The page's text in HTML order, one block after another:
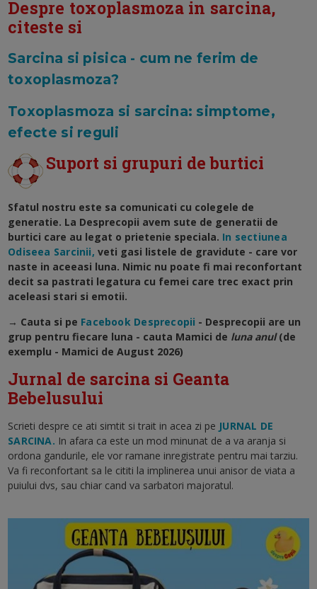
Despre toxoplasmoza in sarcina,
citeste si
Sarcina si pisica - cum ne ferim de
toxoplasmoza?
Toxoplasmoza si sarcina: simptome,
efecte si reguli
Suport si grupuri de burtici
Sfatul nostru este sa comunicati cu colegele de
generatie. La Desprecopii avem sute de generatii de
burtici care au legat o prietenie speciala. In sectiunea
Odiseea Sarcinii, veti gasi listele de gravidute - care vor
naste in aceeasi luna. Nimic nu poate fi mai reconfortant
decit sa pastrati legatura cu femei care trec exact prin
aceleasi stari si emotii.
→ Cauta si pe Facebook Desprecopii - Desprecopii are un
grup pentru fiecare luna - cauta Mamici de luna anul (de
exemplu - Mamici de August 2026)
Jurnal de sarcina si Geanta
Bebelusului
Scrieti despre ce ati simtit si trait in acea zi pe JURNAL DE
SARCINA. In afara ca este un mod minunat de a va aranja si
ordona gandurile, ele vor ramane inregistrate pentru mai tarziu.
Va fi reconfortant sa le cititi la implinerea unui anisor de viata a
puiului dvs, sau chiar cand va sarbatori majoratul.